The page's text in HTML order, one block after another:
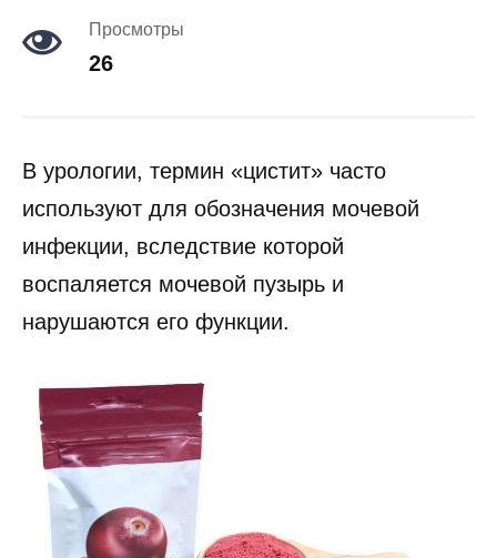
Просмотры
26
В урологии, термин «цистит» часто
используют для обозначения мочевой
инфекции, вследствие которой
воспаляется мочевой пузырь и
нарушаются его функции.